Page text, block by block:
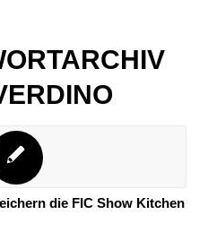
die FIC Show Kitchen